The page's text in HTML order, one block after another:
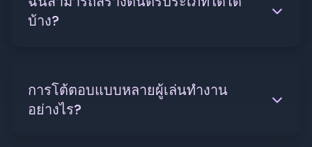
บ้าง?
การโต้ตอบแบบหลายผู้เล่นทำงาน
อย่างไร?